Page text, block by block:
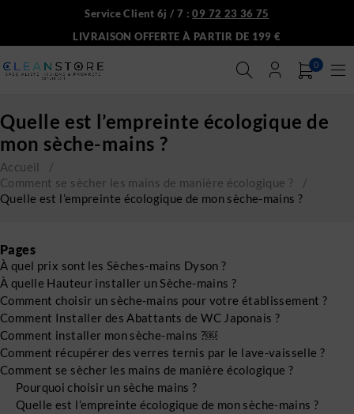
Service Client 6j / 7 :09 72 23 36 75
LIVRAISON OFFERTE À PARTIR DE 199 €
0
Quelle est l’empreinte écologique de
mon sèche-mains ?
Accueil
/
Comment se sècher les mains de manière écologique ?
/
Quelle est l’empreinte écologique de mon sèche-mains ?
Pages
À quel prix sont les Sèches-mains Dyson ?
À quelle Hauteur installer un Sèche-mains ?
Comment choisir un sèche-mains pour votre établissement ?
Comment Installer des Abattants de WC Japonais ?
Comment installer mon sèche-mains ?￼
Comment récupérer des verres ternis par le lave-vaisselle ?
Comment se sècher les mains de manière écologique ?
Pourquoi choisir un sèche mains ?
Quelle est l’empreinte écologique de mon sèche-mains ?